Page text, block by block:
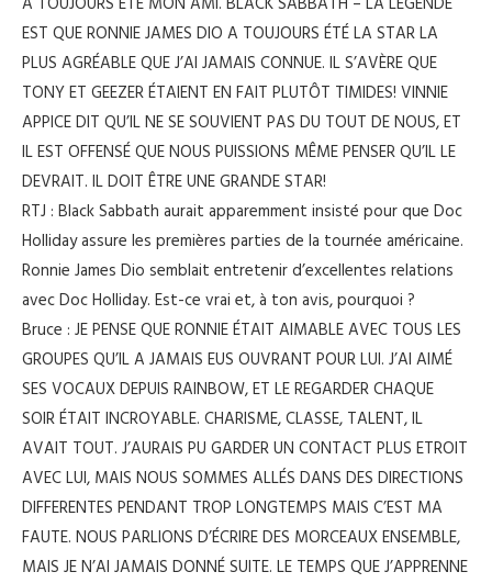
EST QUE RONNIE JAMES DIO A TOUJOURS ÉTÉ LA STAR LA
PLUS AGRÉABLE QUE J’AI JAMAIS CONNUE. IL S’AVÈRE QUE
TONY ET GEEZER ÉTAIENT EN FAIT PLUTÔT TIMIDES! VINNIE
APPICE DIT QU’IL NE SE SOUVIENT PAS DU TOUT DE NOUS, ET
IL EST OFFENSÉ QUE NOUS PUISSIONS MÊME PENSER QU’IL LE
DEVRAIT. IL DOIT ÊTRE UNE GRANDE STAR!
RTJ : Black Sabbath aurait apparemment insisté pour que Doc
Holliday assure les premières parties de la tournée américaine.
Ronnie James Dio semblait entretenir d’excellentes relations
avec Doc Holliday. Est-ce vrai et, à ton avis, pourquoi ?
Bruce : JE PENSE QUE RONNIE ÉTAIT AIMABLE AVEC TOUS LES
GROUPES QU’IL A JAMAIS EUS OUVRANT POUR LUI. J’AI AIMÉ
SES VOCAUX DEPUIS RAINBOW, ET LE REGARDER CHAQUE
SOIR ÉTAIT INCROYABLE. CHARISME, CLASSE, TALENT, IL
AVAIT TOUT. J’AURAIS PU GARDER UN CONTACT PLUS ETROIT
AVEC LUI, MAIS NOUS SOMMES ALLÉS DANS DES DIRECTIONS
DIFFERENTES PENDANT TROP LONGTEMPS MAIS C’EST MA
FAUTE. NOUS PARLIONS D’ÉCRIRE DES MORCEAUX ENSEMBLE,
MAIS JE N’AI JAMAIS DONNÉ SUITE. LE TEMPS QUE J’APPRENNE